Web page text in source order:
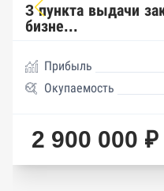
3 пункта выдачи
бизне...
Прибыль
Окупаемость
2 900 000 ₽